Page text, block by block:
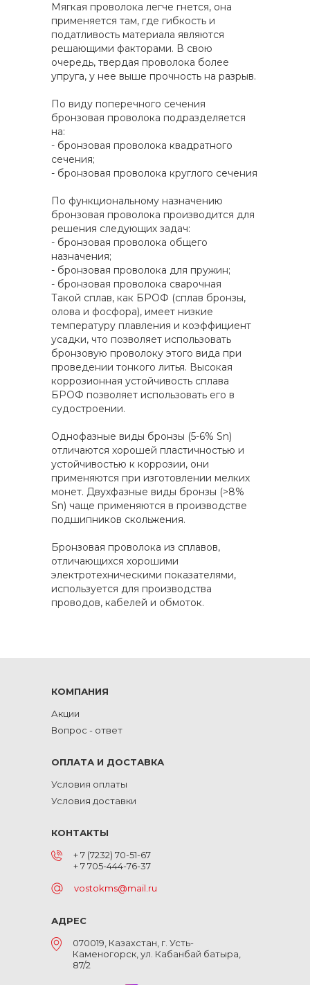
Мягкая проволока легче гнется, она
применяется там, где гибкость и
податливость материала являются
решающими факторами. В свою
очередь, твердая проволока более
упруга, у нее выше прочность на разрыв.
По виду поперечного сечения
бронзовая проволока подразделяется
на:
- бронзовая проволока квадратного
сечения;
- бронзовая проволока круглого сечения
По функциональному назначению
бронзовая проволока производится для
решения следующих задач:
- бронзовая проволока общего
назначения;
- бронзовая проволока для пружин;
- бронзовая проволока сварочная
Такой сплав, как БРОФ (сплав бронзы,
олова и фосфора), имеет низкие
температуру плавления и коэффициент
усадки, что позволяет использовать
бронзовую проволоку этого вида при
проведении тонкого литья. Высокая
коррозионная устойчивость сплава
БРОФ позволяет использовать его в
судостроении.
Однофазные виды бронзы (5-6% Sn)
отличаются хорошей пластичностью и
устойчивостью к коррозии, они
применяются при изготовлении мелких
монет. Двухфазные виды бронзы (>8%
Sn) чаще применяются в производстве
подшипников скольжения.
Бронзовая проволока из сплавов,
отличающихся хорошими
электротехническими показателями,
используется для производства
проводов, кабелей и обмоток.
КОМПАНИЯ
Акции
Вопрос - ответ
ОПЛАТА И ДОСТАВКА
Условия оплаты
Условия доставки
КОНТАКТЫ
+ 7 (7232) 70-51-67
+ 7 705-444-76-37
vostokms@mail.ru
АДРЕС
070019, Казахстан, г. Усть-
Каменогорск, ул. Кабанбай батыра,
87/2